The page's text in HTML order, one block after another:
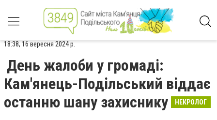
18:38, 16 вересня 2024 р.
День жалоби у громаді:
Кам'янець-Подільський віддає
останню шану захиснику
НЕКРОЛОГ